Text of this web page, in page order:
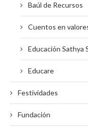
Baúl de Recursos
Cuentos en
Educación Sathya
Educare
Festividades
Fundación